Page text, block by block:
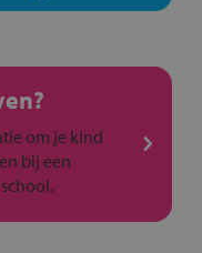
om je kind
bij een